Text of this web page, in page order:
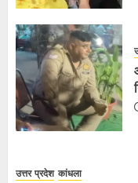
उत्तर प्रदेश कांधला